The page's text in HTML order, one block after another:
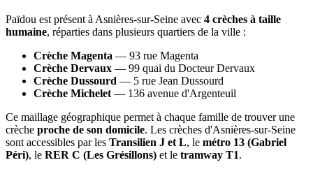
Païdou est présent à Asnières-sur-Seine avec 4 crèches à taille
humaine, réparties dans plusieurs quartiers de la ville :
Crèche Magenta — 93 rue Magenta
Crèche Dervaux — 99 quai du Docteur Dervaux
Crèche Dussourd — 5 rue Jean Dussourd
Crèche Michelet — 136 avenue d'Argenteuil
Ce maillage géographique permet à chaque famille de trouver une
crèche proche de son domicile. Les crèches d'Asnières-sur-Seine
sont accessibles par les Transilien J et L, le métro 13 (Gabriel
Péri), le RER C (Les Grésillons) et le tramway T1.